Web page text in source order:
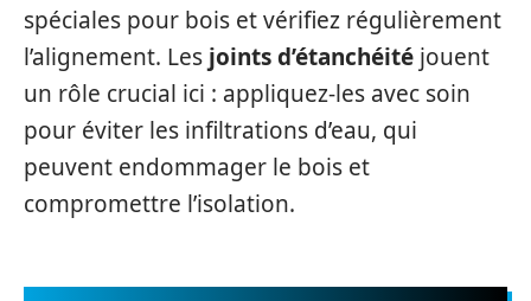
spéciales pour bois et vérifiez régulièrement
l’alignement. Les joints d’étanchéité jouent
un rôle crucial ici : appliquez-les avec soin
pour éviter les infiltrations d’eau, qui
peuvent endommager le bois et
compromettre l’isolation.